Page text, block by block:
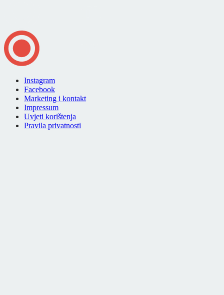
Instagram
Facebook
Marketing i kontakt
Impressum
Uvjeti korištenja
Pravila privatnosti